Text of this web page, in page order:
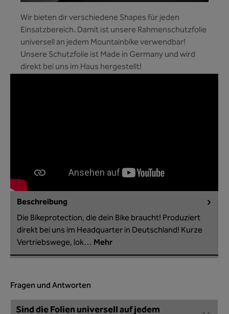
Wir bieten dir verschiedene Shapes für jeden
Einsatzbereich. Damit ist unsere Rahmenschutzfolie
universell an jedem Mountainbike verwendbar!
Unsere Schutzfolie ist Made in Germany und wird
direkt bei uns im Haus hergestellt!
Beschreibung
Die Bikeprotection, die dein Bike braucht! Produziert
direkt bei uns im Headquarter in Deutschland! Kurze
Vertriebswege, lok… Mehr
Fragen und Antworten
Sind die Folien universell auf jedem